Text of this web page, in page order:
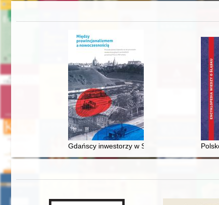
Gdańscy inwestorzy w Sopocie : prestiż